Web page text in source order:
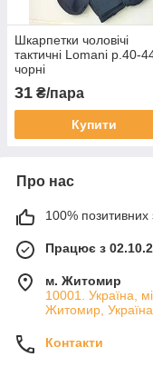
Шкарпетки чоловічі
тактичні Lomani р.40-
чорні
31 ₴/пара
Купити
Про нас
100% позитивних
Працює з
м. Житомир
10001. Україна,
Житомир, Україна
Контакти